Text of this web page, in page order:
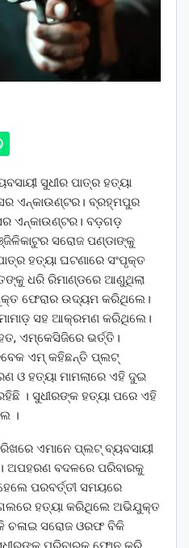
ସୁଧୀର ପାତ୍ର ହତ୍ୟା
ଏନ୍‌କାଉଣ୍ଟର। ବ୍ରହ୍ମପୁର
ଏନ୍‌କାଉଣ୍ଟର। ବଡ଼ଗଡ଼
ସରୋଜ ପଣ୍ଡାଙ୍କୁ
ହତ୍ୟା ଘଟଣାରେ ସଂପୃକ୍ତ
ଧରି ରିମାଣ୍ଡରେ ଆଣୁଥିଲା
ଫେରାର ଉଦ୍ୟମ କରିଥିଲେ।
ସହ ଆକ୍ରମଣ କରିଥିଲେ।
ଏମ୍‌କେସିଜିରେ ଭର୍ତ୍ତି।
ଏମ୍ କହିଛନ୍ତି ପ୍ଲଟ୍
ଓ ହତ୍ୟା ମାମଲାରେ ଏହି ଦୁଇ
। ସୁଧୀରଙ୍କ ହତ୍ୟା ପରେ ଏହି
।
ଏମାନେ ପ୍ଲଟ୍ ବ୍ୟବସାୟୀ
ଅପହରଣ ବଦଳରେ ପରିବାରକୁ
ପରବର୍ତ୍ତୀ ସମୟରେ
ହତ୍ୟା କରିଥିଲେ ଅଭିଯୁକ୍ତ
ଚଳାଇ ସରୋଜ ଓରଫ ବିକି